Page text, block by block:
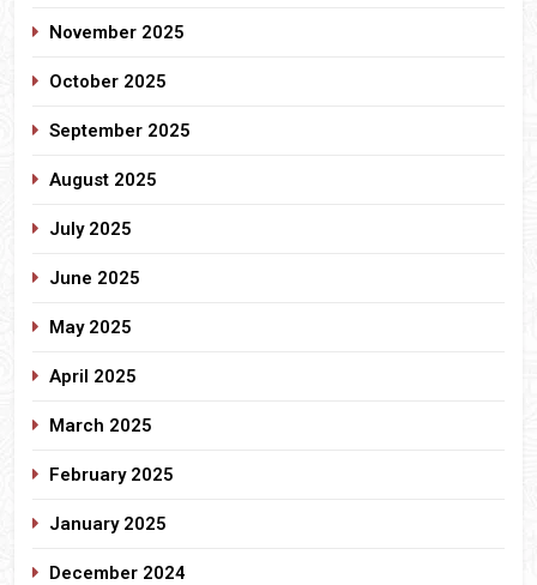
November 2025
October 2025
September 2025
August 2025
July 2025
June 2025
May 2025
April 2025
March 2025
February 2025
January 2025
December 2024